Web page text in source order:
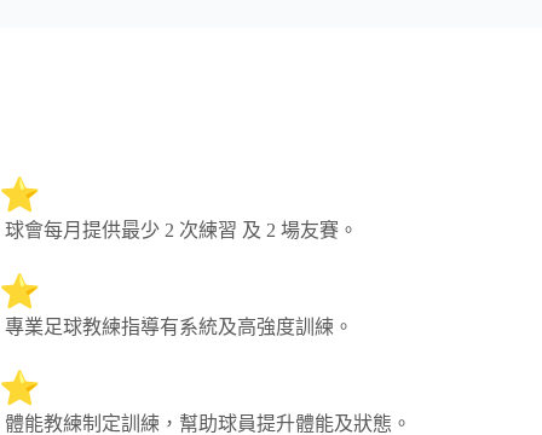
️ 球會每月提供最少 2 次練習 及 2 場友賽。
️ 專業足球教練指導有系統及高強度訓練。
️ 體能教練制定訓練，幫助球員提升體能及狀態。